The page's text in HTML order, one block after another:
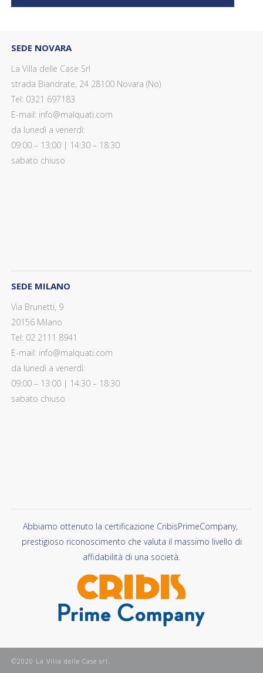
SEDE NOVARA
La Villa delle Case Srl
strada Biandrate, 24 28100 Novara (No)
Tel: 0321 697183
E-mail: info@malquati.com
da lunedì a venerdì:
09:00 – 13:00 | 14:30 – 18:30
sabato chiuso
SEDE MILANO
Via Brunetti, 9
20156 Milano
Tel: 02 2111 8941
E-mail: info@malquati.com
da lunedì a venerdì:
09:00 – 13:00 | 14:30 – 18:30
sabato chiuso
Abbiamo ottenuto la certificazione CribisPrimeCompany,
prestigioso riconoscimento che valuta il massimo livello di
affidabilità di una società.
©2020 La Villa delle Case srl.